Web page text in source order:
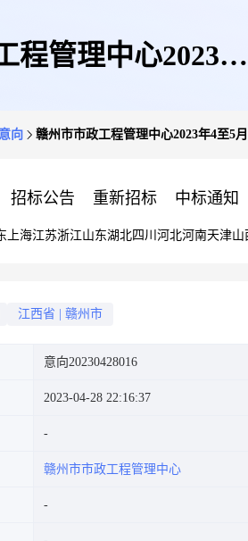
程管理中心2023年
向 赣州市市政工程管理中心2023年4至5
招标公告 重新招标 中标通知
上海江苏浙江山东湖北四川 河北河南天津山
江西省 赣州市
意向20230428016
2023-04-28 22:16:37
赣州市市政工程管理中心